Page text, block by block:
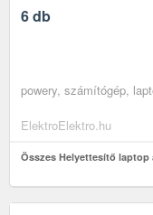
6 db
powery, számítógép,
ElektroElektro.hu
Összes Helyettesítő laptop